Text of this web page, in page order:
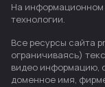
На
технологии.
Все ресурсы сайта
ограничиваясь)
видео информацию,
доменное имя,